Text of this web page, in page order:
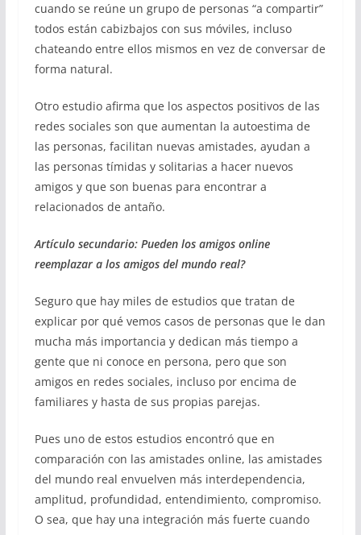
cuando se reúne un grupo de personas “a compartir”
todos están cabizbajos con sus móviles, incluso
chateando entre ellos mismos en vez de conversar de
forma natural.
Otro estudio afirma que los aspectos positivos de las
redes sociales son que aumentan la autoestima de
las personas, facilitan nuevas amistades, ayudan a
las personas tímidas y solitarias a hacer nuevos
amigos y que son buenas para encontrar a
relacionados de antaño.
Artículo secundario: Pueden los amigos online
reemplazar a los amigos del mundo real?
Seguro que hay miles de estudios que tratan de
explicar por qué vemos casos de personas que le dan
mucha más importancia y dedican más tiempo a
gente que ni conoce en persona, pero que son
amigos en redes sociales, incluso por encima de
familiares y hasta de sus propias parejas.
Pues uno de estos estudios encontró que en
comparación con las amistades online, las amistades
del mundo real envuelven más interdependencia,
amplitud, profundidad, entendimiento, compromiso.
O sea, que hay una integración más fuerte cuando